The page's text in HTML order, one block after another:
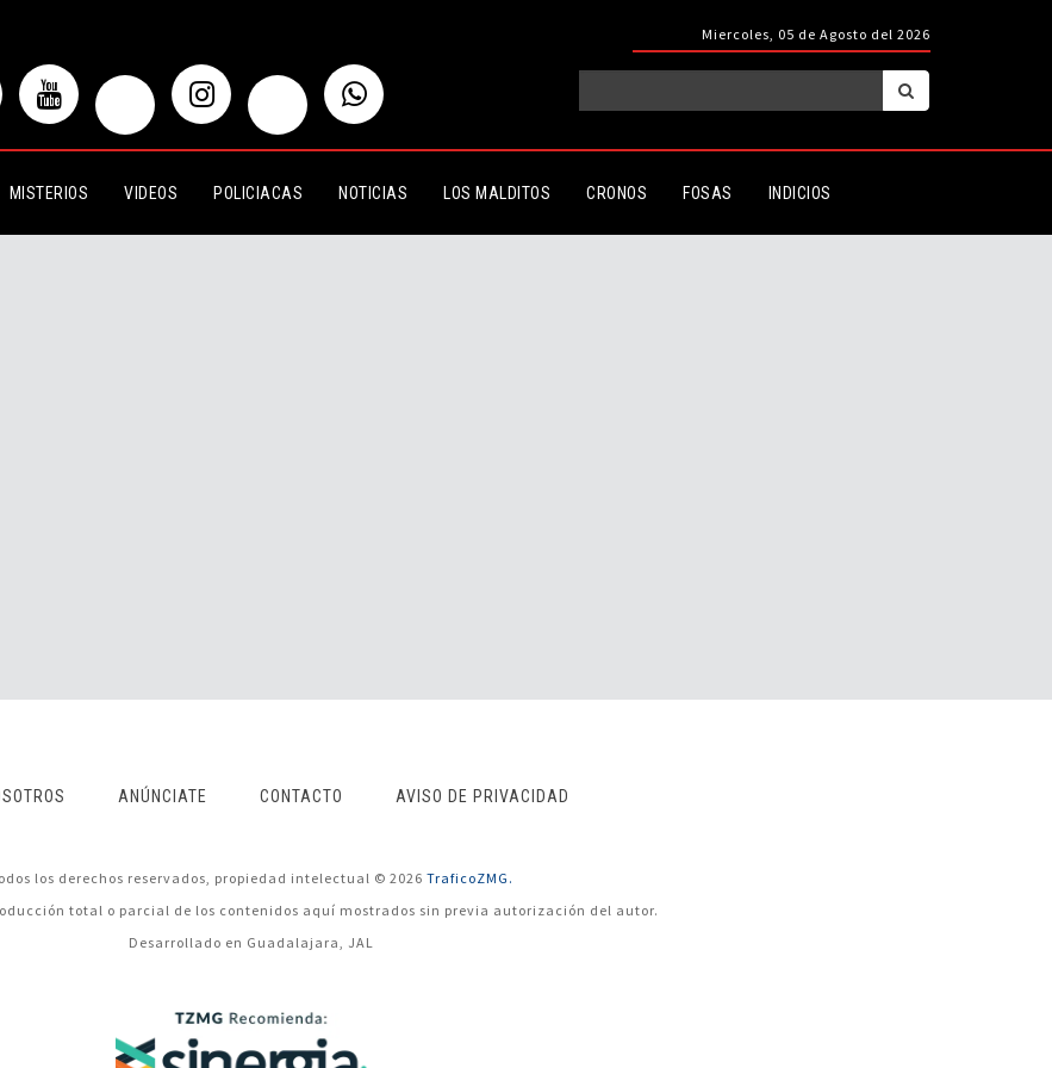
Miercoles, 05 de Agosto del 2026
MISTERIOS VIDEOS POLICIACAS NOTICIAS LOS MALDITOS CRONOS FOSAS INDICIOS
ANÚNCIATE CONTACTO AVISO DE PRIVACIDAD
los derechos reservados, propiedad intelectual © 2026 TraficoZMG.
total o parcial de los contenidos aquí mostrados sin previa autorización del autor.
Desarrollado en Guadalajara, JAL